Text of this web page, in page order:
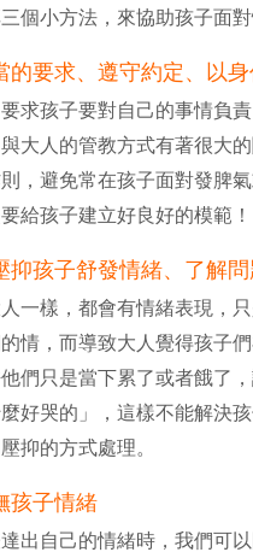
個小方法，來協助孩子面對
的要求、遵守約定、以身
求孩子要對自己的事情負
大人的管教方式有著很大
，避免常在孩子面對發脾
給孩子建立好良好的模範！
抑孩子舒發情緒、了解
一樣，都會有情緒表現，
情，而導致大人覺得孩子
們只是當下累了或者餓了
好哭的」，這樣不能解決
抑的方式處理。
孩子情緒
出自己的情緒時，我們可